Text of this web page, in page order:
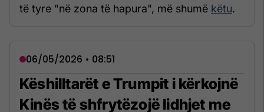
të tyre "në zona të hapura", më shumë këtu.
06/05/2026 • 08:51
Këshilltarët e Trumpit i kërkojnë
Kinës të shfrytëzojë lidhjet me